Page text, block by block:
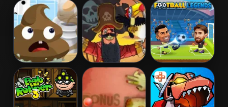
Disc Pool 2
Player
Pool Billiard 2 Super Mario
MineCraft
Runner
Poop It Pirate Bubbles Football
Legends 2026